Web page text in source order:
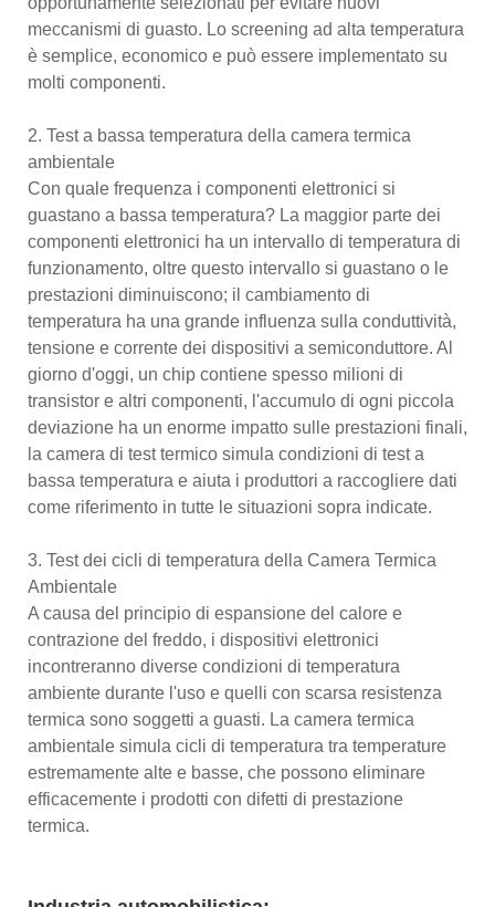
meccanismi di guasto. Lo screening ad alta temperatura
è semplice, economico e può essere implementato su
molti componenti.
2. Test a bassa temperatura della camera termica
ambientale
Con quale frequenza i componenti elettronici si
guastano a bassa temperatura? La maggior parte dei
componenti elettronici ha un intervallo di temperatura di
funzionamento, oltre questo intervallo si guastano o le
prestazioni diminuiscono; il cambiamento di
temperatura ha una grande influenza sulla conduttività,
tensione e corrente dei dispositivi a semiconduttore. Al
giorno d'oggi, un chip contiene spesso milioni di
transistor e altri componenti, l'accumulo di ogni piccola
deviazione ha un enorme impatto sulle prestazioni finali,
la camera di test termico simula condizioni di test a
bassa temperatura e aiuta i produttori a raccogliere dati
come riferimento in tutte le situazioni sopra indicate.
3. Test dei cicli di temperatura della Camera Termica
Ambientale
A causa del principio di espansione del calore e
contrazione del freddo, i dispositivi elettronici
incontreranno diverse condizioni di temperatura
ambiente durante l'uso e quelli con scarsa resistenza
termica sono soggetti a guasti. La camera termica
ambientale simula cicli di temperatura tra temperature
estremamente alte e basse, che possono eliminare
efficacemente i prodotti con difetti di prestazione
termica.